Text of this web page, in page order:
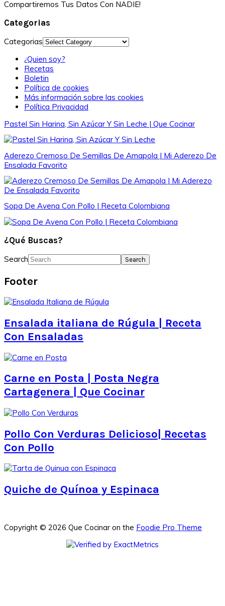
Compartiremos Tus Datos Con NADIE!
Categorias
Categorias
¿Quien soy?
Recetas
Boletin
Política de cookies
Más información sobre las cookies
Política Privacidad
Pastel Sin Harina, Sin Azúcar Y Sin Leche | Que Cocinar
Aderezo Cremoso De Semillas De Amapola | Mi Aderezo De
Ensalada Favorito
Sopa De Avena Con Pollo | Receta Colombiana
¿Qué Buscas?
Search
Footer
Ensalada italiana de Rúgula | Receta
Con Ensaladas
Carne en Posta | Posta Negra
Cartagenera | Que Cocinar
Pollo Con Verduras Delicioso| Recetas
Con Pollo
Quiche de Quínoa y Espinaca
Copyright © 2026 Que Cocinar on the Foodie Pro Theme